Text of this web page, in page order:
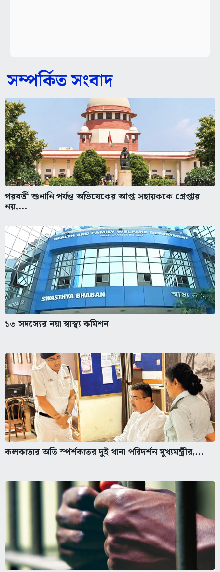
সম্পর্কিত সংবাদ
পরবর্তী শুনানি পর্যন্ত অভিষেকের আপ্ত সহায়ককে গ্রেপ্তার
নয়,...
১৩ সদস্যের নয়া স্বাস্থ্য কমিশন
কলকাতার অতি স্পর্শকাতর দুই থানা পরিদর্শন মুখ্যমন্ত্রীর,...